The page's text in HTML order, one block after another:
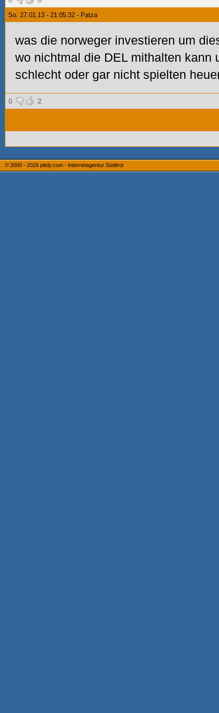
So. 27.01.13 - 21:05:32 - Patza
was die norweger investieren um
wo nichtmal die DEL mithalten kann
schlecht oder gar nicht spielten
0 2
© 2000 - 2026 piloly.com - Internetagentur Südtirol